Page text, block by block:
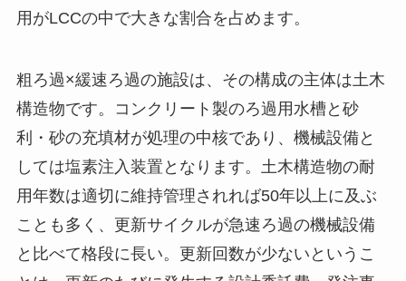
用がLCCの中で大きな割合を占めます。
粗ろ過×緩速ろ過の施設は、その構成の主体は土木
構造物です。コンクリート製のろ過用水槽と砂
利・砂の充填材が処理の中核であり、機械設備と
しては塩素注入装置となります。土木構造物の耐
用年数は適切に維持管理されれば50年以上に及ぶ
ことも多く、更新サイクルが急速ろ過の機械設備
と比べて格段に長い。更新回数が少ないというこ